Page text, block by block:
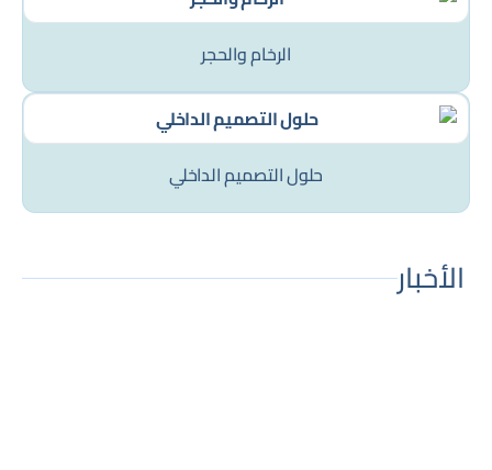
الرخام والحجر
حلول التصميم الداخلي
الأخبار